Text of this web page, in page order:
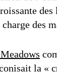
des
la «